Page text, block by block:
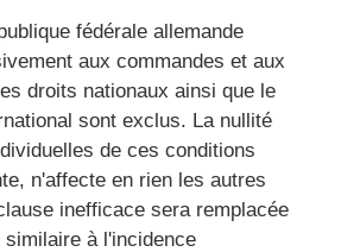
fédérale allemande
aux commandes et aux
droits nationaux ainsi que le
sont exclus. La nullité
de ces conditions
n'affecte en rien les autres
inefficace sera remplacée
similaire à l'incidence